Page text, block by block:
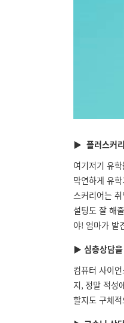
▶ 플러스커
여기저기 유
막연하게 유
스커리어는
설팅도 잘 해
야! 엄마가 발
▶ 심층상담을
컴퓨터 사이
지, 정말 적성
할지도 구체